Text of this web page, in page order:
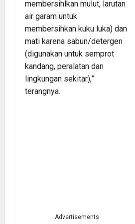
membersihlkan mulut, larutan
air garam untuk
membersihkan kuku luka) dan
mati karena sabun/detergen
(digunakan untuk semprot
kandang, peralatan dan
lingkungan sekitar),”
terangnya.
Advertisements